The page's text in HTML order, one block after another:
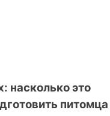
насколько это
питомца